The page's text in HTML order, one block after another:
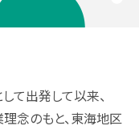
て出発して以来、
念のもと、東海地区